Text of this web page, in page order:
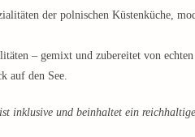
der polnischen Küstenküche,
– gemixt und zubereitet von
auf den See.
inklusive und beinhaltet ein